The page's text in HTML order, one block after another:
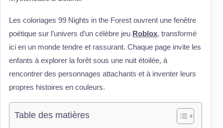
Les coloriages 99 Nights in the Forest ouvrent une fenêtre
poétique sur l’univers d’un célèbre jeu Roblox, transformé
ici en un monde tendre et rassurant. Chaque page invite les
enfants à explorer la forêt sous une nuit étoilée, à
rencontrer des personnages attachants et à inventer leurs
propres histoires en couleurs.
Table des matières